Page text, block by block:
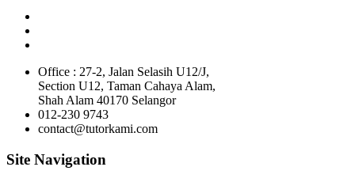
Office : 27-2, Jalan Selasih U12/J,
Section U12, Taman Cahaya Alam,
Shah Alam 40170 Selangor
012-230 9743
contact@tutorkami.com
Site Navigation